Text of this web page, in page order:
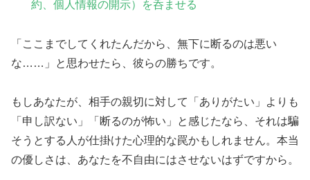
約、個人情報の開示）を呑ませる
「ここまでしてくれたんだから、無下に断るのは悪い
な……」と思わせたら、彼らの勝ちです。
もしあなたが、相手の親切に対して「ありがたい」よりも
「申し訳ない」「断るのが怖い」と感じたなら、それは騙
そうとする人が仕掛けた心理的な罠かもしれません。本当
の優しさは、あなたを不自由にはさせないはずですから。